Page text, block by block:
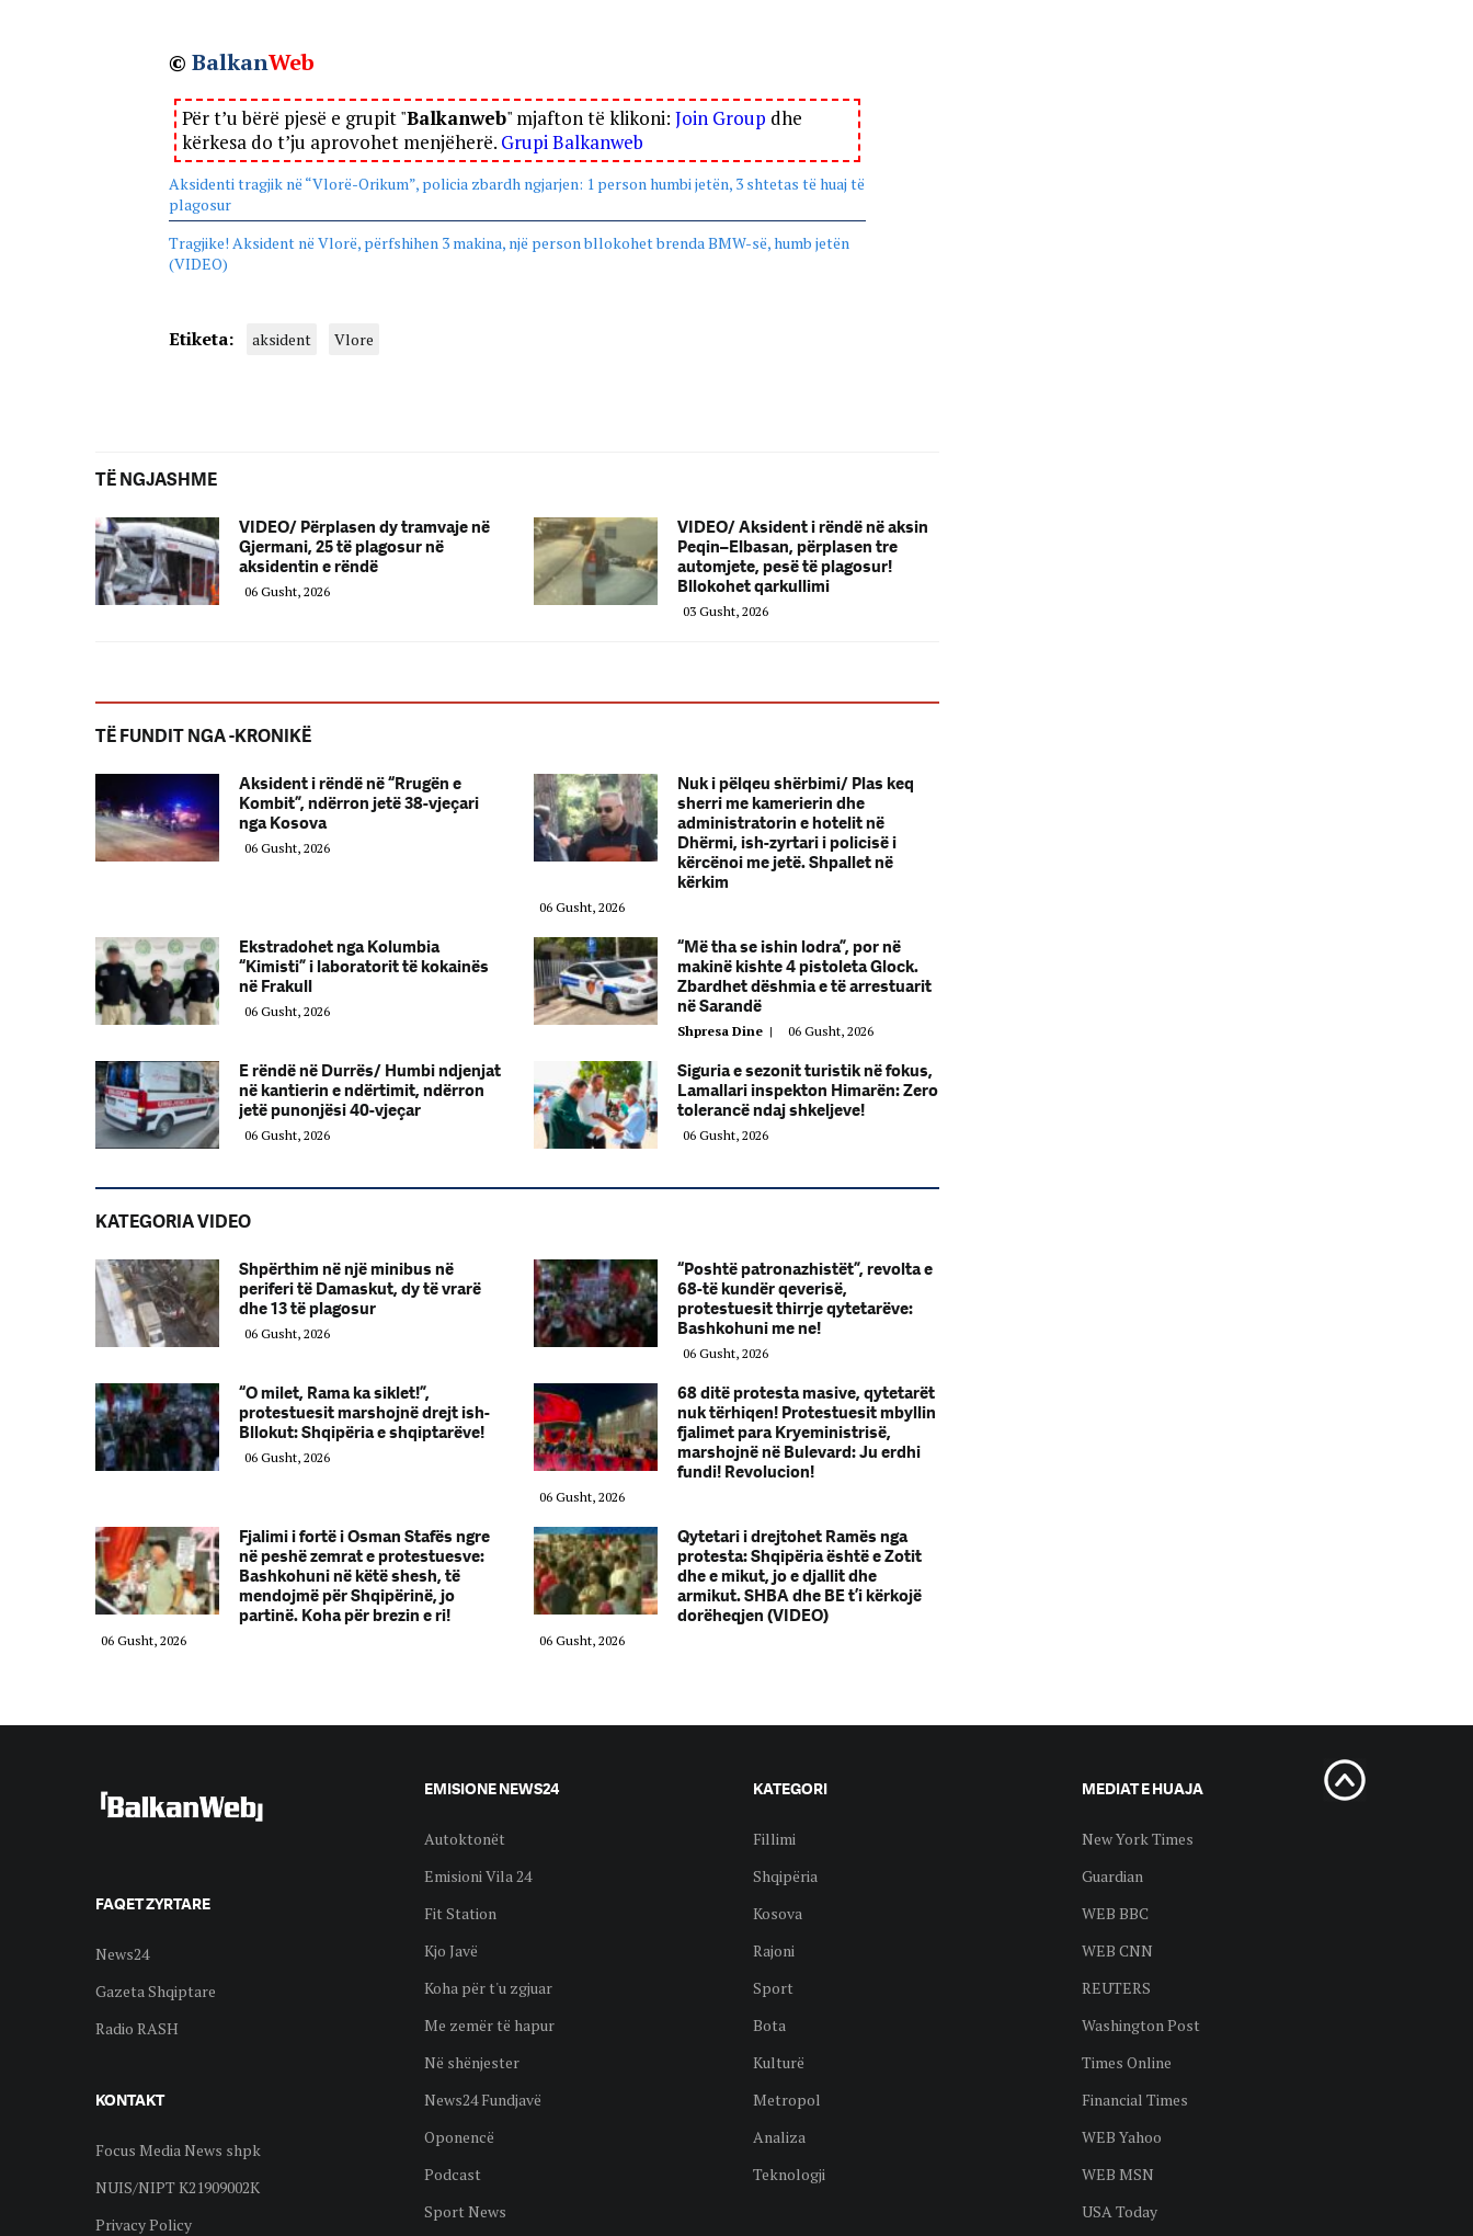
© BalkanWeb
Për t’u bërë pjesë e grupit "Balkanweb" mjafton të klikoni: Join Group dhe
kërkesa do t’ju aprovohet menjëherë. Grupi Balkanweb
Aksidenti tragjik në “Vlorë-Orikum”, policia zbardh ngjarjen: 1 person humbi jetën, 3 shtetas të huaj të
plagosur
Tragjike! Aksident në Vlorë, përfshihen 3 makina, një person bllokohet brenda BMW-së, humb jetën
(VIDEO)
Etiketa: aksident Vlore
TË NGJASHME
VIDEO/ Përplasen dy tramvaje në
Gjermani, 25 të plagosur në
aksidentin e rëndë
06 Gusht, 2026
VIDEO/ Aksident i rëndë në aksin
Peqin–Elbasan, përplasen tre
automjete, pesë të plagosur!
Bllokohet qarkullimi
03 Gusht, 2026
TË FUNDIT NGA -KRONIKË
Aksident i rëndë në “Rrugën e
Kombit”, ndërron jetë 38-vjeçari
nga Kosova
06 Gusht, 2026
Nuk i pëlqeu shërbimi/ Plas keq
sherri me kamerierin dhe
administratorin e hotelit në
Dhërmi, ish-zyrtari i policisë i
kërcënoi me jetë. Shpallet në
kërkim
06 Gusht, 2026
Ekstradohet nga Kolumbia
“Kimisti” i laboratorit të kokainës
në Frakull
06 Gusht, 2026
“Më tha se ishin lodra”, por në
makinë kishte 4 pistoleta Glock.
Zbardhet dëshmia e të arrestuarit
në Sarandë
Shpresa Dine | 06 Gusht, 2026
E rëndë në Durrës/ Humbi ndjenjat
në kantierin e ndërtimit, ndërron
jetë punonjësi 40-vjeçar
06 Gusht, 2026
Siguria e sezonit turistik në fokus,
Lamallari inspekton Himarën: Zero
tolerancë ndaj shkeljeve!
06 Gusht, 2026
KATEGORIA VIDEO
Shpërthim në një minibus në
periferi të Damaskut, dy të vrarë
dhe 13 të plagosur
06 Gusht, 2026
“Poshtë patronazhistët”, revolta e
68-të kundër qeverisë,
protestuesit thirrje qytetarëve:
Bashkohuni me ne!
06 Gusht, 2026
“O milet, Rama ka siklet!”,
protestuesit marshojnë drejt ish-
Bllokut: Shqipëria e shqiptarëve!
06 Gusht, 2026
68 ditë protesta masive, qytetarët
nuk tërhiqen! Protestuesit mbyllin
fjalimet para Kryeministrisë,
marshojnë në Bulevard: Ju erdhi
fundi! Revolucion!
06 Gusht, 2026
Fjalimi i fortë i Osman Stafës ngre
në peshë zemrat e protestuesve:
Bashkohuni në këtë shesh, të
mendojmë për Shqipërinë, jo
partinë. Koha për brezin e ri!
06 Gusht, 2026
Qytetari i drejtohet Ramës nga
protesta: Shqipëria është e Zotit
dhe e mikut, jo e djallit dhe
armikut. SHBA dhe BE t’i kërkojë
dorëheqjen (VIDEO)
06 Gusht, 2026
FAQET ZYRTARE
News24
Gazeta Shqiptare
Radio RASH
KONTAKT
Focus Media News shpk
NUIS/NIPT K21909002K
Privacy Policy
EMISIONE NEWS24
Autoktonët
Emisioni Vila 24
Fit Station
Kjo Javë
Koha për t'u zgjuar
Me zemër të hapur
Në shënjester
News24 Fundjavë
Oponencë
Podcast
Sport News
KATEGORI
Fillimi
Shqipëria
Kosova
Rajoni
Sport
Bota
Kulturë
Metropol
Analiza
Teknologji
MEDIAT E HUAJA
New York Times
Guardian
WEB BBC
WEB CNN
REUTERS
Washington Post
Times Online
Financial Times
WEB Yahoo
WEB MSN
USA Today